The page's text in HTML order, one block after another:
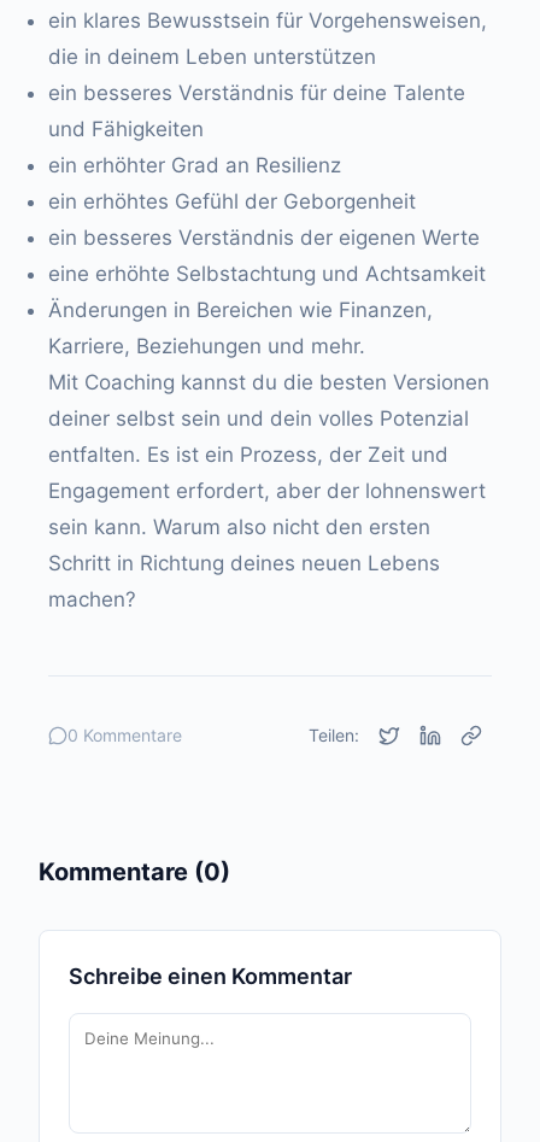
ein klares Bewusstsein für Vorgehensweisen,
die in deinem Leben unterstützen
ein besseres Verständnis für deine Talente
und Fähigkeiten
ein erhöhter Grad an Resilienz
ein erhöhtes Gefühl der Geborgenheit
ein besseres Verständnis der eigenen Werte
eine erhöhte Selbstachtung und Achtsamkeit
Änderungen in Bereichen wie Finanzen,
Karriere, Beziehungen und mehr.
Mit Coaching kannst du die besten Versionen
deiner selbst sein und dein volles Potenzial
entfalten. Es ist ein Prozess, der Zeit und
Engagement erfordert, aber der lohnenswert
sein kann. Warum also nicht den ersten
Schritt in Richtung deines neuen Lebens
machen?
0 Kommentare Teilen:
Kommentare (0)
Schreibe einen Kommentar